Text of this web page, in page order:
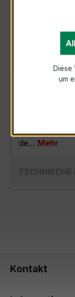
Der
hochpräziser
de… Mehr
TECHNISCHE
Kontakt
Diese
um